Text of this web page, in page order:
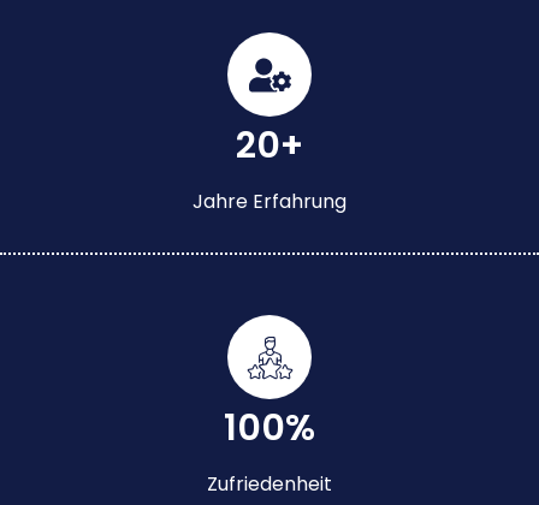
20+
Jahre Erfahrung
100%
Zufriedenheit